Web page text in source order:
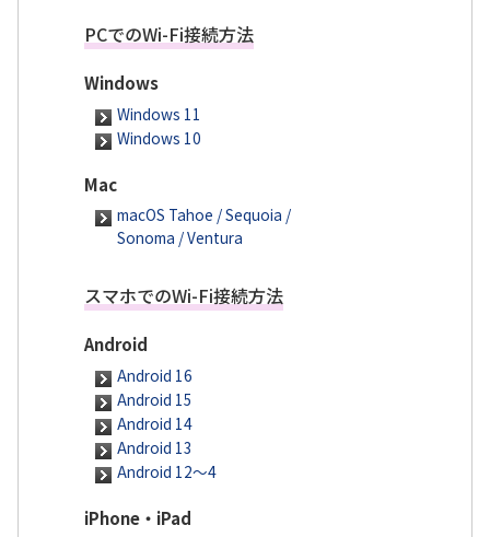
PCでのWi-Fi接続方法
Windows
Windows 11
Windows 10
Mac
macOS Tahoe / Sequoia /
Sonoma / Ventura
スマホでのWi-Fi接続方法
Android
Android 16
Android 15
Android 14
Android 13
Android 12～4
iPhone・iPad